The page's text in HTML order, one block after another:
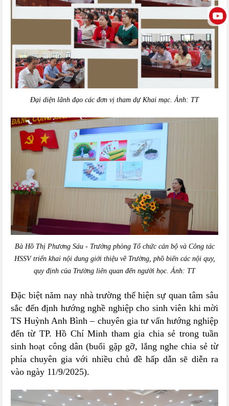
Đại diện lãnh đạo các đơn vị tham dự Khai mạc. Ảnh: TT
Bà Hồ Thị Phương Sáu - Trưởng phòng Tổ chức cán bộ và Công tác
HSSV triển khai nội dung giới thiệu về Trường, phồ biến các nội quy,
quy định của Trường liên quan đến người học.Ảnh: TT
Đặc biệt năm nay nhà trường thể hiện sự quan tâm sâu
sắc đến định hướng nghề nghiệp cho sinh viên khi mời
TS Huỳnh Anh Bình – chuyên gia tư vấn hướng nghiệp
đến từ TP. Hồ Chí Minh tham gia chia sẻ trong tuần
sinh hoạt công dân (buổi gặp gỡ, lắng nghe chia sẻ từ
phía chuyên gia với nhiều chủ đề hấp dẫn sẽ diễn ra
vào ngày 11/9/2025).